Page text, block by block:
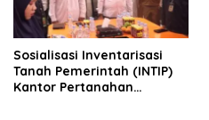
Sosialisasi Inventarisasi
Tanah Pemerintah (INTIP)
Kantor Pertanahan